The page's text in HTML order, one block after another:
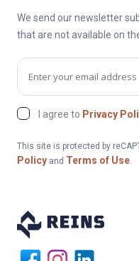
We send our newsletter
that are not available on
I agree to Privacy
This site is protected by
Policy and Terms of Use.